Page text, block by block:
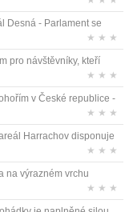
Desná - Parlament se
★ ★ ★
pro návštěvníky, kteří
★ ★ ★
v České republice -
★ ★ ★
Harrachov disponuje
★ ★ ★
na výrazném vrchu
★ ★ ★